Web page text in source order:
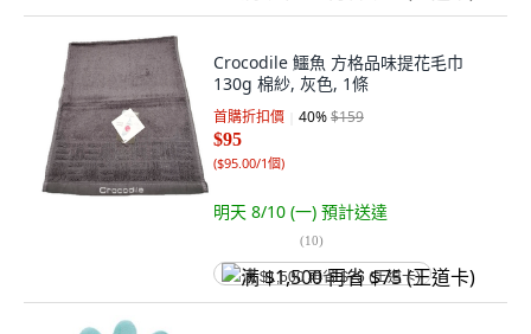
Crocodile 鱷魚 方格品味提花毛巾
130g 棉紗, 灰色, 1條
首購折扣價 40%$159
$95
($95.00/1個)
明天 8/10 (一) 預計送達
(10)
满 $1,500 再省 $75 (王道卡)